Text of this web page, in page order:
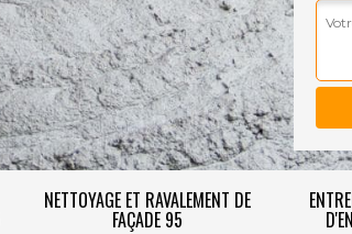
NETTOYAGE ET RAVALEMENT DE
FAÇADE 95